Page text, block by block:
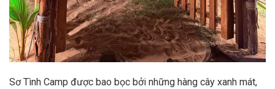
Sơ Tình Camp được bao bọc bởi những hàng cây xanh mát,